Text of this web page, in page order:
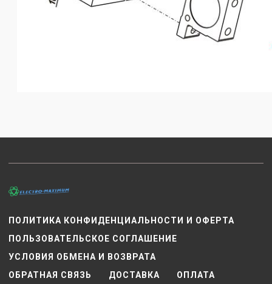
ПОЛИТИКА КОНФИДЕНЦИАЛЬНОСТИ И ОФЕРТА
ПОЛЬЗОВАТЕЛЬСКОЕ СОГЛАШЕНИЕ
УСЛОВИЯ ОБМЕНА И ВОЗВРАТА
ОБРАТНАЯ СВЯЗЬ
ДОСТАВКА
ОПЛАТА